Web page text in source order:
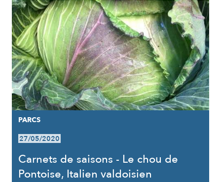
PARCS
27/05/2020
Carnets de saisons - Le chou de
Pontoise, Italien valdoisien